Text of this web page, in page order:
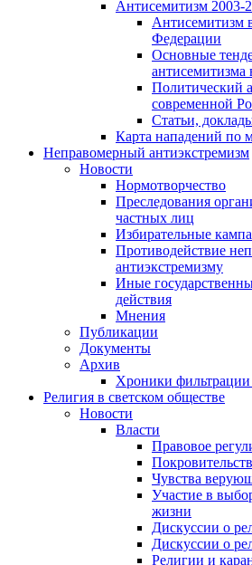
Антисемитизм 2003-
Антисемитизм
Федерации
Основные
антисемитизма
Политический
современной
Статьи,
Карта нападений по
Неправомерный антиэкстремизм
Новости
Нормотворчество
Преследования
частных лиц
Избирательные
Противодействие
антиэкстремизму
Иные
действия
Мнения
Публикации
Документы
Архив
Хроники фильтрации
Религия в светском обществе
Новости
Власти
Правовое
Чувства
Участие в
жизни
Дискуссии о
Дискуссии о
Религии и